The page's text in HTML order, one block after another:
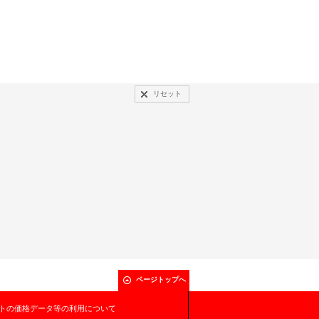
リセット
ページトップへ
の価格データ等の利用について